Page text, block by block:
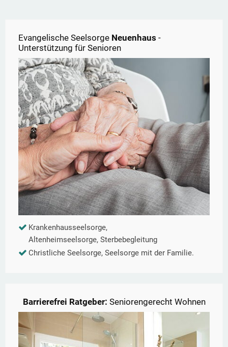
Evangelische Seelsorge Neuenhaus -
Unterstützung für Senioren
Krankenhausseelsorge,
Altenheimseelsorge, Sterbebegleitung
Christliche Seelsorge, Seelsorge mit der Familie.
Barrierefrei Ratgeber: Seniorengerecht Wohnen